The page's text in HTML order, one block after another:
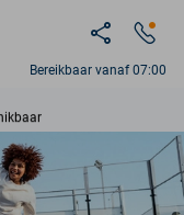
Bereikbaar vanaf 07:00
9,4